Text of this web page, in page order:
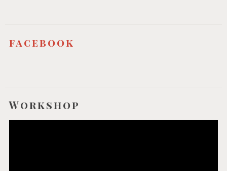
facebook
Workshop